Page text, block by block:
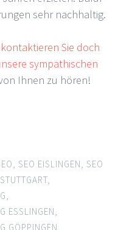
sehr nachhaltig.
kontaktieren Sie doch
sympathischen
Ihnen zu hören!
, SEO EISLINGEN, SEO
STUTTGART,
,
ESSLINGEN,
GÖPPINGEN